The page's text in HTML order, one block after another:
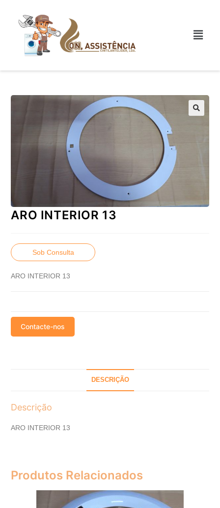
ARO INTERIOR 13
Sob Consulta
ARO INTERIOR 13
Contacte-nos
DESCRIÇÃO
Descrição
ARO INTERIOR 13
Produtos Relacionados